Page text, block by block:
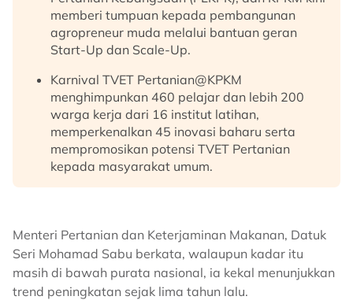
memberi tumpuan kepada pembangunan
agropreneur muda melalui bantuan geran
Start-Up dan Scale-Up.
Karnival TVET Pertanian@KPKM
menghimpunkan 460 pelajar dan lebih 200
warga kerja dari 16 institut latihan,
memperkenalkan 45 inovasi baharu serta
mempromosikan potensi TVET Pertanian
kepada masyarakat umum.
Menteri Pertanian dan Keterjaminan Makanan, Datuk
Seri Mohamad Sabu berkata, walaupun kadar itu
masih di bawah purata nasional, ia kekal menunjukkan
trend peningkatan sejak lima tahun lalu.